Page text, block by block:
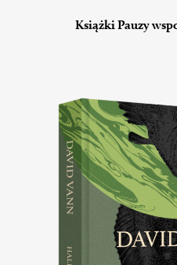
Książki Pauzy